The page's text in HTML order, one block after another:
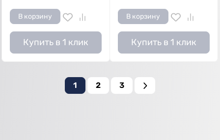
В корзину
Купить в 1 клик
В корзину
Купить в 1 клик
1 2 3